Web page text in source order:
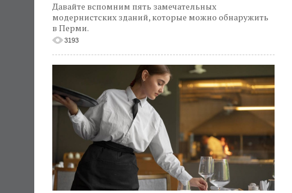
Давайте вспомним пять замечательных
модернистских зданий, которые можно обнаружить
в Перми.
3193